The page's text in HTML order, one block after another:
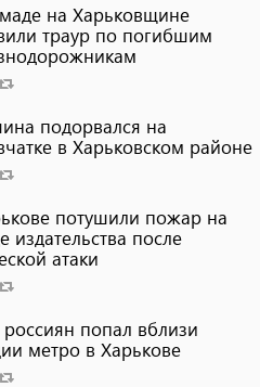
на Харьковщине
траур по погибшим
подорвался на
в Харьковском районе
потушили пожар на
издательства после
атаки
попал вблизи
метро в Харькове